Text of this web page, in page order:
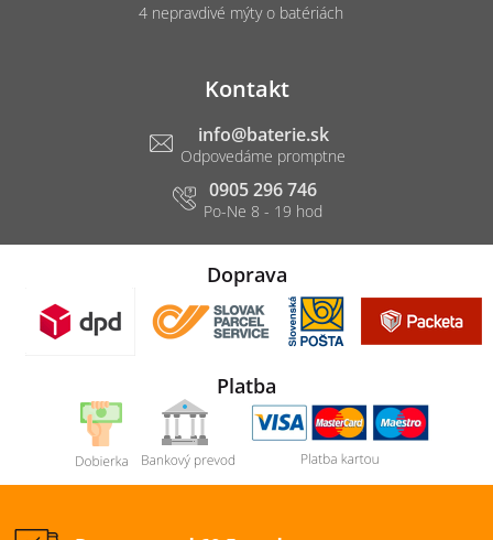
4 nepravdivé mýty o batériách
Kontakt
info@baterie.sk
0905 296 746
Doprava
Platba